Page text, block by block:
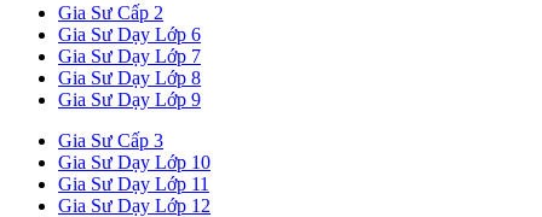
Gia Sư Cấp 2
Gia Sư Dạy Lớp 6
Gia Sư Dạy Lớp 7
Gia Sư Dạy Lớp 8
Gia Sư Dạy Lớp 9
Gia Sư Cấp 3
Gia Sư Dạy Lớp 10
Gia Sư Dạy Lớp 11
Gia Sư Dạy Lớp 12